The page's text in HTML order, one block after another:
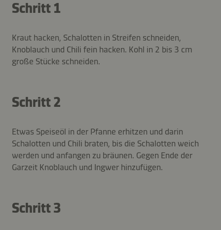
Schritt 1
Kraut hacken, Schalotten in Streifen schneiden,
Knoblauch und Chili fein hacken. Kohl in 2 bis 3 cm
große Stücke schneiden.
Schritt 2
Etwas Speiseöl in der Pfanne erhitzen und darin
Schalotten und Chili braten, bis die Schalotten weich
werden und anfangen zu bräunen. Gegen Ende der
Garzeit Knoblauch und Ingwer hinzufügen.
Schritt 3